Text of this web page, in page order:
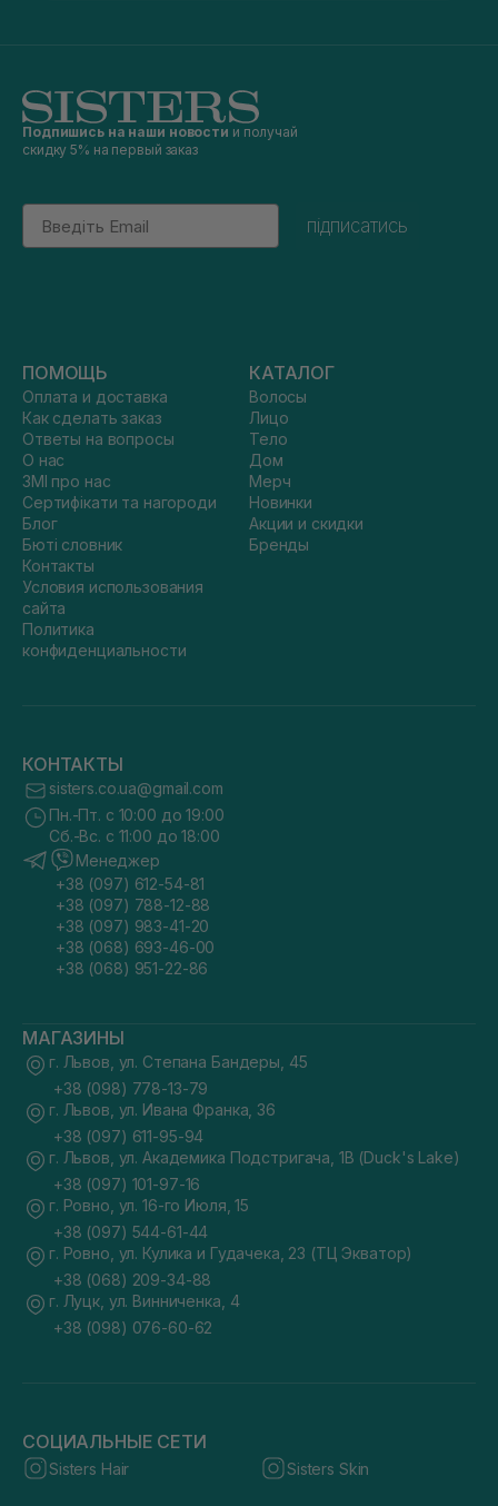
Подпишись на наши новости и получай
скидку 5% на первый заказ
Email
підписатись
ПОМОЩЬ
Оплата и доставка
Как сделать заказ
Ответы на вопросы
О нас
ЗМІ про нас
Сертифікати та нагороди
Блог
Бюті словник
Контакты
Условия использования
сайта
Политика
конфиденциальности
КАТАЛОГ
Волосы
Лицо
Тело
Дом
Мерч
Новинки
Акции и скидки
Бренды
КОНТАКТЫ
sisters.co.ua@gmail.com
Пн.-Пт. с 10:00 до 19:00
Сб.-Вс. с 11:00 до 18:00
Менеджер
+38 (097) 612-54-81
+38 (097) 788-12-88
+38 (097) 983-41-20
+38 (068) 693-46-00
+38 (068) 951-22-86
МАГАЗИНЫ
г. Львов, ул. Степана Бандеры, 45
+38 (098) 778-13-79
г. Львов, ул. Ивана Франка, 36
+38 (097) 611-95-94
г. Львов, ул. Академика Подстригача, 1В (Duck's Lake)
+38 (097) 101-97-16
г. Ровно, ул. 16-го Июля, 15
+38 (097) 544-61-44
г. Ровно, ул. Кулика и Гудачека, 23 (ТЦ Экватор)
+38 (068) 209-34-88
г. Луцк, ул. Винниченка, 4
+38 (098) 076-60-62
СОЦИАЛЬНЫЕ СЕТИ
Sisters Hair Sisters Skin